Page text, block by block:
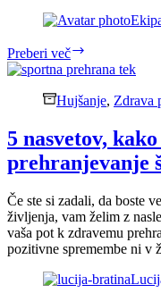
Preberi več
prostata
pogosta
starejših
moških
Hujšanje, Zdrava
5 nasvetov,
prehranjevanje
Če ste si zadali, da boste
življenja, vam želim z
vaša pot k zdravemu
pozitivne spremembe ni